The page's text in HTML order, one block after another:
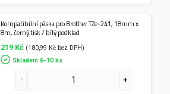
Kompatibilní páska pro Brother TZe-241, 18mm x
8m, černý tisk / bílý podklad
219 Kč (180,99 Kč bez DPH)
Skladem 6-10 ks